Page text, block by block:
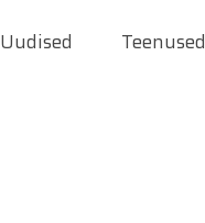
Uudised Teenused